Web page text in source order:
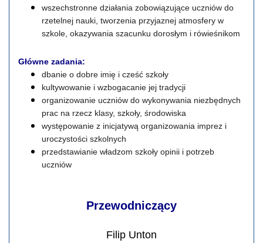
wszechstronne działania zobowiązujące uczniów do
rzetelnej nauki, tworzenia przyjaznej atmosfery w
szkole, okazywania szacunku dorosłym i rówieśnikom
Główne zadania:
dbanie o dobre imię i cześć szkoły
kultywowanie i wzbogacanie jej tradycji
organizowanie uczniów do wykonywania niezbędnych
prac na rzecz klasy, szkoły, środowiska
występowanie z inicjatywą organizowania imprez i
uroczystości szkolnych
przedstawianie władzom szkoły opinii i potrzeb
uczniów
Przewodniczący
Filip Unton